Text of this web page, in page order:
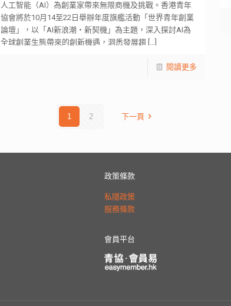
人工智能（AI）為創業家帶來無限商機及挑戰。香港青年
協會將於10月14至22日舉辦年度旗艦活動「世界青年創業
論壇」，以「AI新浪潮‧新契機」為主題，深入探討AI為
全球創業生態帶來的創新機遇，洞悉發展趨 […]
閱讀更多
1 2 下一頁
政策條款
私隱政策
服務條款
會員平台